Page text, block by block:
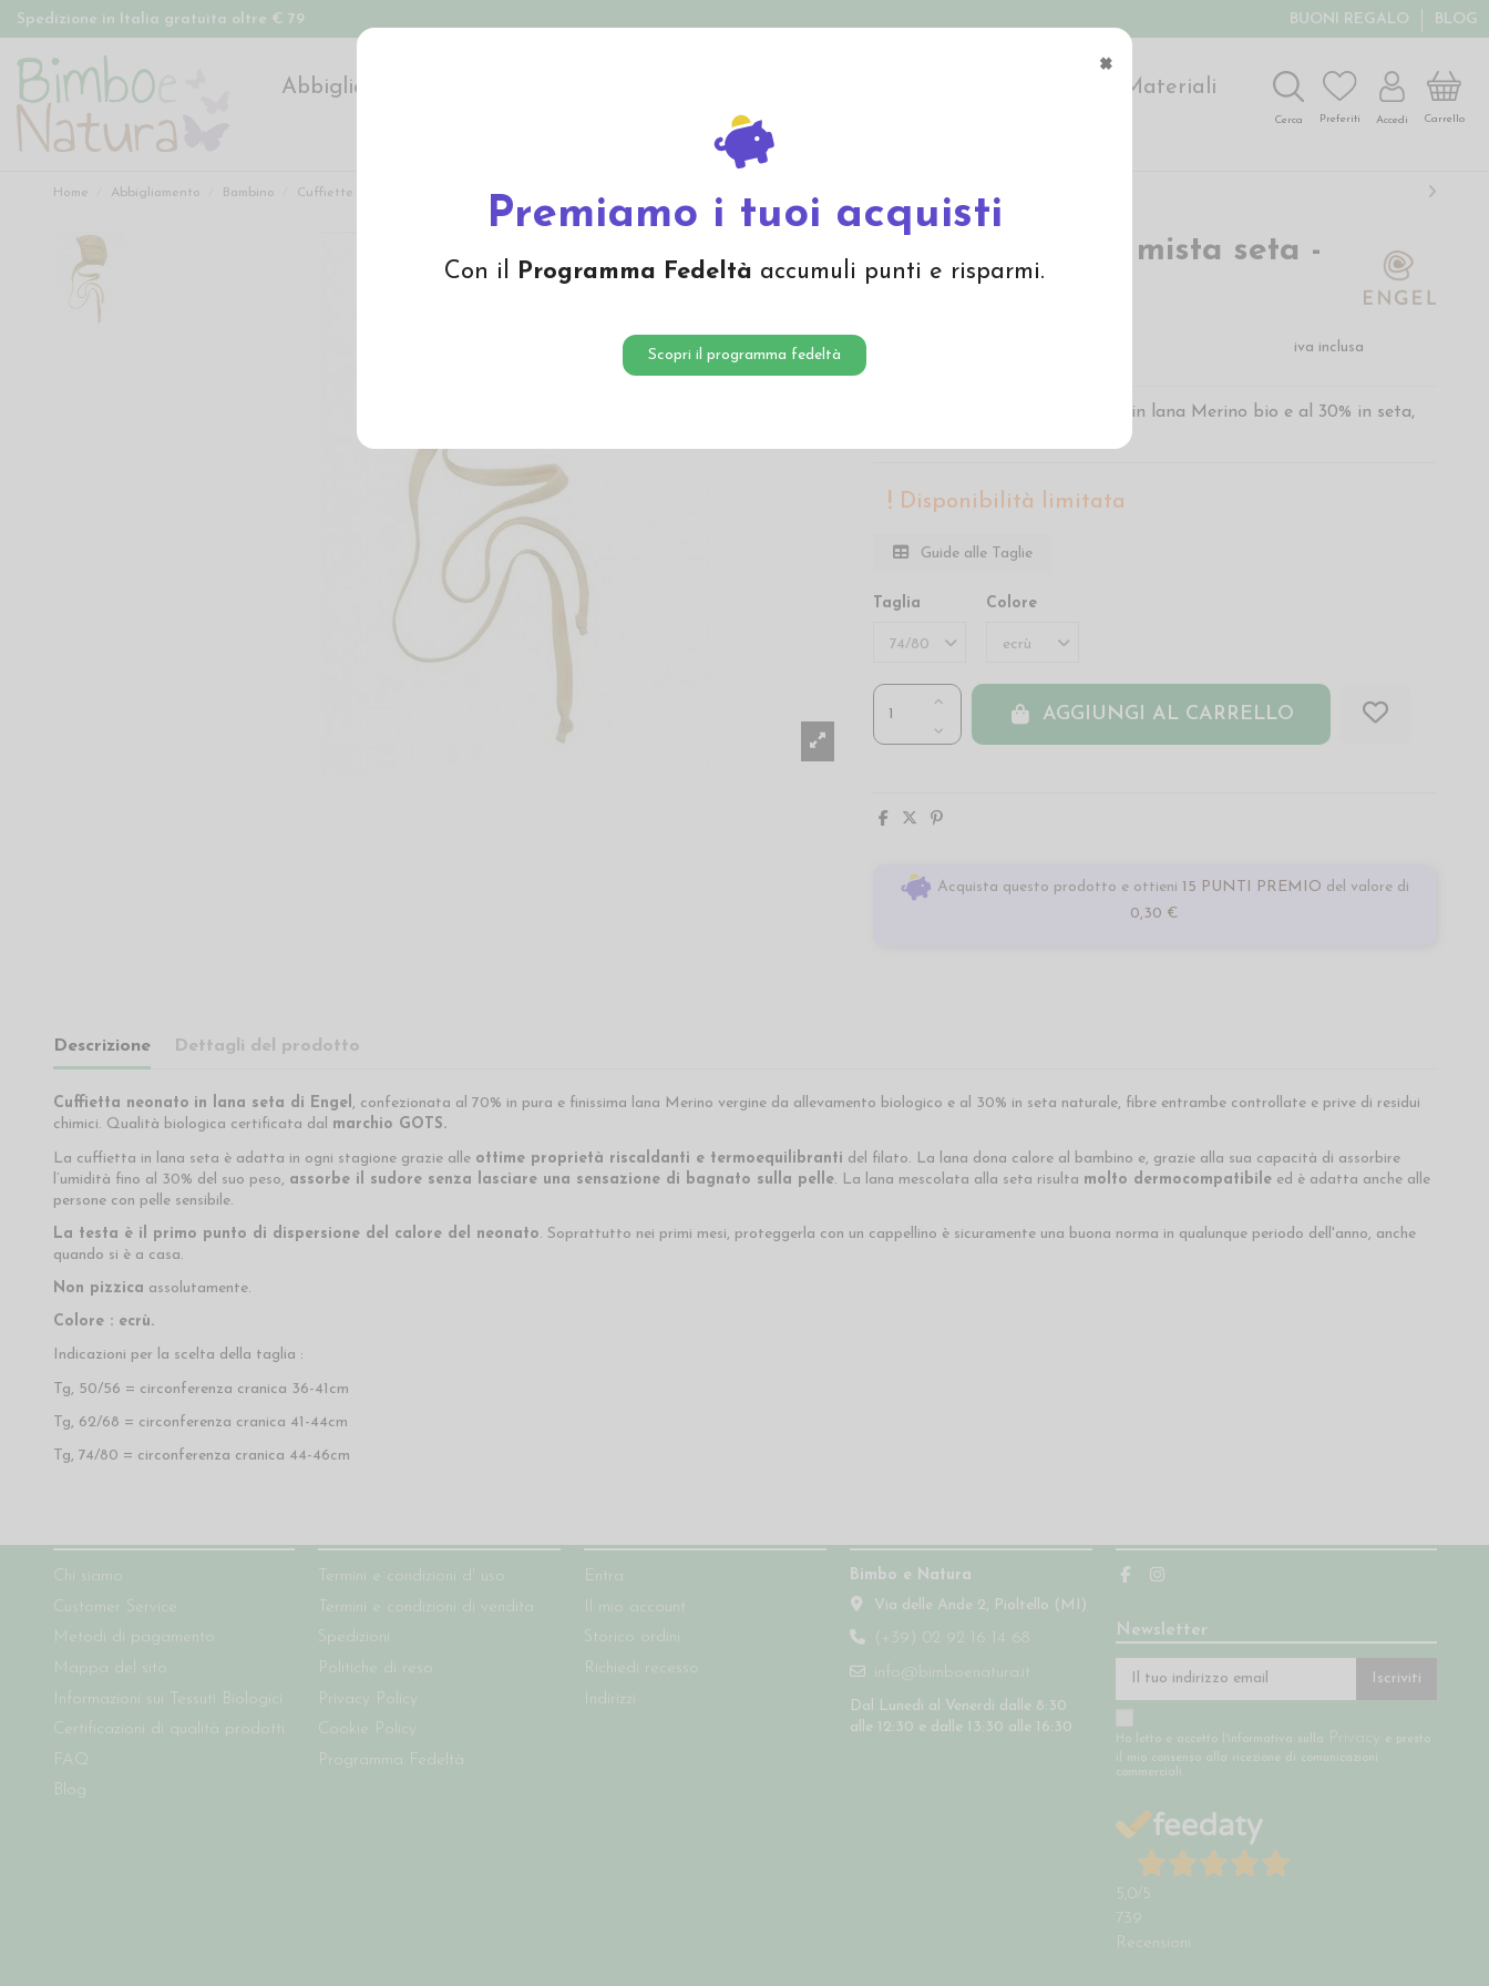
×
Premiamo i tuoi acquisti
Con il Programma Fedeltà accumuli punti e risparmi.
Scopri il programma fedeltà
Spedizione in Italia gratuita oltre € 79 BUONI REGALO BLOG
Abbigliamento
Materiali
Offerte
Cerca Preferiti Accedi Carrello
Home Abbigliamento Bambino Cuffiette e cappelli Cuffiette neonato
Cuffietta in lana mista seta -
col. ecrù
iva inclusa
Cuffietta Engel neonato al 70% in lana Merino bio e al 30% in seta,
Disponibilità limitata
Guide alle Taglie
Taglia Colore
AGGIUNGI AL CARRELLO
Acquista questo prodotto e ottieni 15 PUNTI PREMIO del valore di
0,30 €
Descrizione Dettagli del prodotto
Cuffietta neonato in lana seta di Engel, confezionata al 70% in pura e finissima lana Merino vergine da allevamento biologico e al 30% in seta naturale, fibre entrambe controllate e prive di residui
chimici. Qualità biologica certificata dal marchio GOTS.
La cuffietta in lana seta è adatta in ogni stagione grazie alle ottime proprietà riscaldanti e termoequilibranti del filato. La lana dona calore al bambino e, grazie alla sua capacità di assorbire
l’umidità fino al 30% del suo peso, assorbe il sudore senza lasciare una sensazione di bagnato sulla pelle. La lana mescolata alla seta risulta molto dermocompatibileed è adatta anche alle
persone con pelle sensibile.
La testa è il primo punto di dispersione del calore del neonato. Soprattutto nei primi mesi, proteggerla con un cappellino è sicuramente una buona norma in qualunque periodo dell'anno, anche
quando si è a casa.
Non pizzica assolutamente.
Colore : ecrù.
Indicazioni per la scelta della taglia :
Tg, 50/56 = circonferenza cranica 36-41cm
Tg, 62/68 = circonferenza cranica 41-44cm
Tg, 74/80 = circonferenza cranica 44-46cm
Chi siamo
Customer Service
Metodi di pagamento
Mappa del sito
Informazioni sui Tessuti Biologici
Certificazioni di qualità prodotti
FAQ
Blog
Termini e condizioni d' uso
Termini e condizioni di vendita
Spedizioni
Politiche di reso
Privacy Policy
Cookie Policy
Programma Fedeltà
Entra
Il mio account
Storico ordini
Richiedi recesso
Indirizzi
Bimbo e Natura
Via delle Ande 2, Pioltello (MI)
(+39) 02 92 16 14 68
info@bimboenatura.it
Dal Lunedì al Venerdì dalle 8:30
alle 12:30 e dalle 13:30 alle 16:30
Newsletter
Iscriviti
Ho letto e accetto l'informativa sulla Privacy
e presto
il mio consenso alla ricezione di comunicazioni
commerciali.
5,0/5
739
Recensioni